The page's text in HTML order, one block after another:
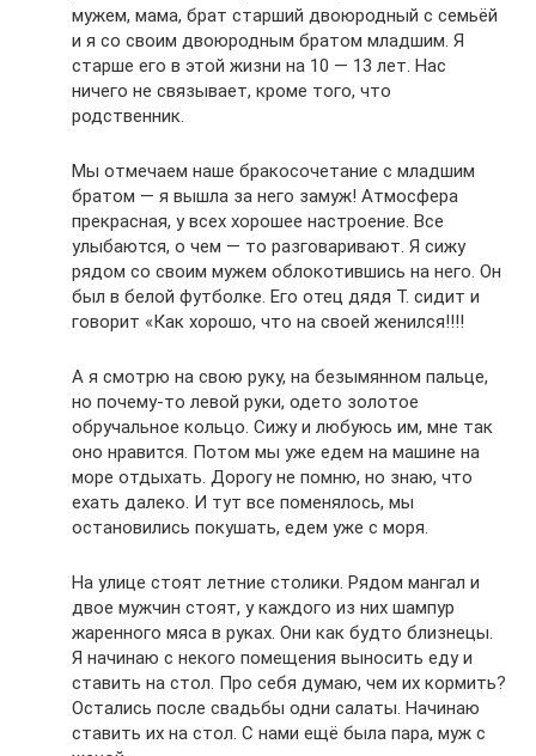
мужем, мама, брат старший двоюродный с семьёй
и я со своим двоюродным братом младшим. Я
старше его в этой жизни на 10 — 13 лет. Нас
ничего не связывает, кроме того, что
родственник.
Мы отмечаем наше бракосочетание с младшим
братом — я вышла за него замуж! Атмосфера
прекрасная, у всех хорошее настроение. Все
улыбаются, о чем — то разговаривают. Я сижу
рядом со своим мужем облокотившись на него. Он
был в белой футболке. Его отец дядя Т. сидит и
говорит «Как хорошо, что на своей женился!!!!
А я смотрю на свою руку, на безымянном пальце,
но почему-то левой руки, одето золотое
обручальное кольцо. Сижу и любуюсь им, мне так
оно нравится. Потом мы уже едем на машине на
море отдыхать. Дорогу не помню, но знаю, что
ехать далеко. И тут все поменялось, мы
остановились покушать, едем уже с моря.
На улице стоят летние столики. Рядом мангал и
двое мужчин стоят, у каждого из них шампур
жаренного мяса в руках. Они как будто близнецы.
Я начинаю с некого помещения выносить еду и
ставить на стол. Про себя думаю, чем их кормить?
Остались после свадьбы одни салаты. Начинаю
ставить их на стол. С нами ещё была пара, муж с